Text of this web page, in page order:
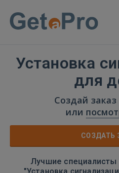
Установка
для
Создай заказ
или
СОЗДАТЬ
Лучшие специалисты